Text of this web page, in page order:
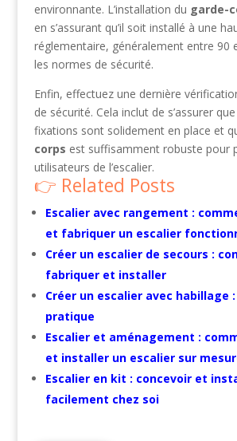
environnante. L’installation du garde-
en s’assurant qu’il soit installé à une
réglementaire, généralement entre 90
les normes de sécurité.
Enfin, effectuez une dernière
de sécurité. Cela inclut de s’assurer
fixations sont solidement en place et
corps est suffisamment robuste pour
utilisateurs de l’escalier.
Related Posts
Escalier avec rangement :
et fabriquer un escalier
Créer un escalier de secours :
fabriquer et installer
Créer un escalier avec habillage
pratique
Escalier et aménagement :
et installer un escalier sur
Escalier en kit : concevoir et
facilement chez soi